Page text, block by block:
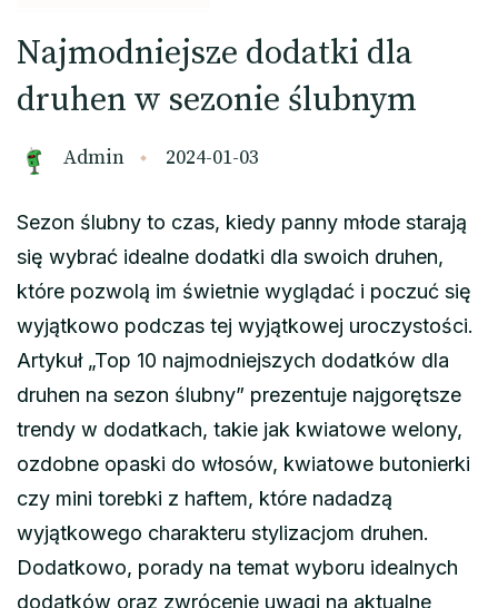
Najmodniejsze dodatki dla
druhen w sezonie ślubnym
Admin 2024-01-03
Sezon ślubny to czas, kiedy panny młode starają
się wybrać idealne dodatki dla swoich druhen,
które pozwolą im świetnie wyglądać i poczuć się
wyjątkowo podczas tej wyjątkowej uroczystości.
Artykuł „Top 10 najmodniejszych dodatków dla
druhen na sezon ślubny” prezentuje najgorętsze
trendy w dodatkach, takie jak kwiatowe welony,
ozdobne opaski do włosów, kwiatowe butonierki
czy mini torebki z haftem, które nadadzą
wyjątkowego charakteru stylizacjom druhen.
Dodatkowo, porady na temat wyboru idealnych
dodatków oraz zwrócenie uwagi na aktualne